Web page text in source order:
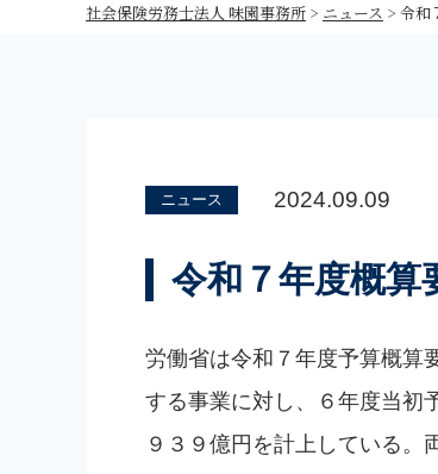
社会保険労務士法人 味園事務所 > ニュース > 令和
ニュース 2024.09.09
令和７年度概
労働省は令和７年度予算概算
する事業に対し、６年度当初
９３９億円を計上している。